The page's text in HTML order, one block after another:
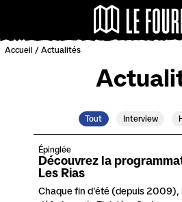
Panneau de gestion des cookies
Accueil / Actualités
Tout Interview
Épinglée
Découvrez la
Les Rias
Chaque fin d’été (depuis 2009),